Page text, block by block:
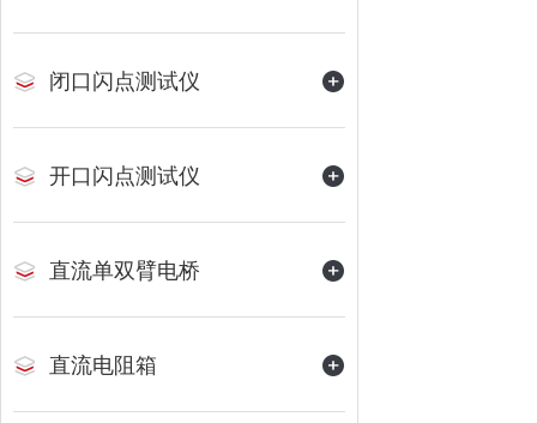
闭口闪点测试仪
开口闪点测试仪
直流单双臂电桥
直流电阻箱